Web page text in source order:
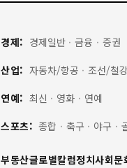
경제: 경제일반 · 금융 · 증권
산업: 자동차/항공 · 조선/철강
연예: 최신 · 영화 · 연예
스포츠: 종합 · 축구 · 야구 ·
부동산글로벌칼럼정치사회문